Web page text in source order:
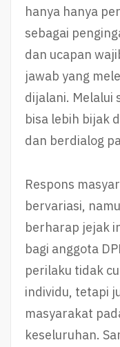
hanya hanya
sebagai
dan ucapan
jawab yang
dijalani. Melalui
bisa lebih bijak
dan berdialog
Respons
bervariasi,
berharap jejak
bagi anggota
perilaku tidak
individu, tetapi
masyarakat
keseluruhan.